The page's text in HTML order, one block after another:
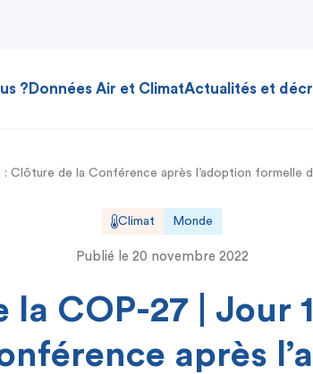
? Données Air et ClimatActualités et
Clôture de la Conférence après l’adoption formelle
Climat Monde
Publié le 20 novembre 2022
la COP-27 | Jour
après